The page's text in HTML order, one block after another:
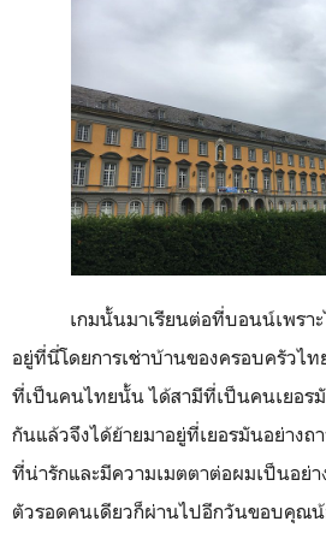
เกมนั้นมาเรียนต่อที่บอนน์เพรา
อยู่ที่นี่โดยการเช่าบ้านของครอบครัวไท
ที่เป็นคนไทยนั้น ได้สามีที่เป็นคนเยอร
กันแล้วจึงได้ย้ายมาอยู่ที่เยอรมันอย่างถ
ที่น่ารักและมีความเมตตาต่อผมเป็นอย่
ตัวรอดคนเดียวก็ผ่านไปอีกวันขอบคุณน้